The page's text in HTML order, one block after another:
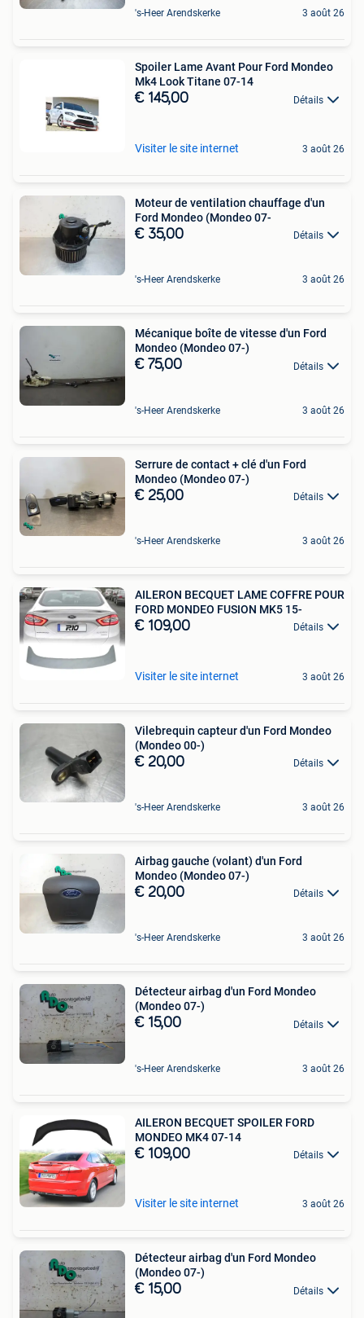
's-Heer Arendskerke 3 août 26
Spoiler Lame Avant Pour Ford Mondeo
Mk4 Look Titane 07-14
€ 145,00 Détails
Visiter le site internet 3 août 26
Moteur de ventilation chauffage d'un
Ford Mondeo (Mondeo 07-
€ 35,00 Détails
's-Heer Arendskerke 3 août 26
Mécanique boîte de vitesse d'un Ford
Mondeo (Mondeo 07-)
€ 75,00 Détails
's-Heer Arendskerke 3 août 26
Serrure de contact + clé d'un Ford
Mondeo (Mondeo 07-)
€ 25,00 Détails
's-Heer Arendskerke 3 août 26
AILERON BECQUET LAME COFFRE POUR
FORD MONDEO FUSION MK5 15-
€ 109,00 Détails
Visiter le site internet 3 août 26
Vilebrequin capteur d'un Ford Mondeo
(Mondeo 00-)
€ 20,00 Détails
's-Heer Arendskerke 3 août 26
Airbag gauche (volant) d'un Ford
Mondeo (Mondeo 07-)
€ 20,00 Détails
's-Heer Arendskerke 3 août 26
Détecteur airbag d'un Ford Mondeo
(Mondeo 07-)
€ 15,00 Détails
's-Heer Arendskerke 3 août 26
AILERON BECQUET SPOILER FORD
MONDEO MK4 07-14
€ 109,00 Détails
Visiter le site internet 3 août 26
Détecteur airbag d'un Ford Mondeo
(Mondeo 07-)
€ 15,00 Détails